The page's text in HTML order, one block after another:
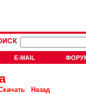
Назад